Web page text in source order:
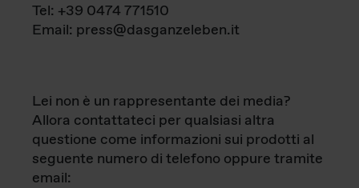
Tel: +39 0474 771510
Email: press@dasganzeleben.it
Lei non è un rappresentante dei media?
Allora contattateci per qualsiasi altra
questione come informazioni sui prodotti al
seguente numero di telefono oppure tramite
email: